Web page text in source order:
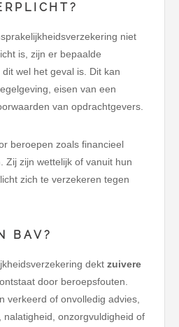
niet
is, zijn er bepaalde
wel het geval is. Dit kan
eisen van een
van opdrachtgevers.
beroepen zoals financieel
Zij zijn wettelijk of vanuit hun
zich te verzekeren tegen
BAV?
dektzuivere
door beroepsfouten.
verkeerd of onvolledig advies,
onzorgvuldigheid of